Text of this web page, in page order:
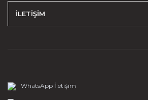
İLETİŞİM
WhatsApp İletişim